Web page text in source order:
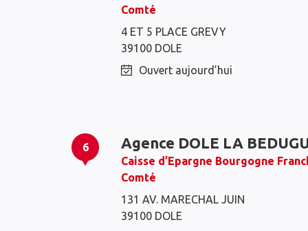
Comté
4 ET 5 PLACE GREVY
39100 DOLE
Ouvert aujourd’hui
6 Agence DOLE LA
Caisse d’Epargne Bourgogne
Comté
131 AV. MARECHAL JUIN
39100 DOLE